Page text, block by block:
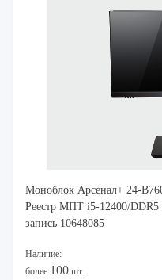
Моноблок Арсенал+ 24-
Реестр МПТ i5-12400/DDR5
запись 10648085
Наличие:
более 100 шт.